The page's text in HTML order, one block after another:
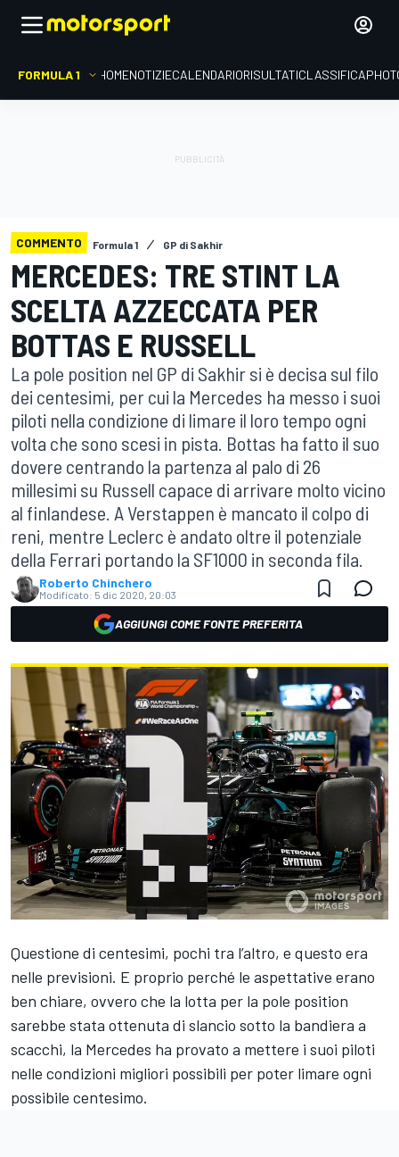
FORMULA 1 HOMENOTIZIECALENDARIORISULTATICLASSIFICA
COMMENTO Formula 1 GP di Sakhir
MERCEDES: TRE STINT LA
SCELTA AZZECCATA PER
BOTTAS E RUSSELL
La pole position nel GP di Sakhir si è decisa sul filo
dei centesimi, per cui la Mercedes ha messo i suoi
piloti nella condizione di limare il loro tempo ogni
volta che sono scesi in pista. Bottas ha fatto il suo
dovere centrando la partenza al palo di 26
millesimi su Russell capace di arrivare molto vicino
al finlandese. A Verstappen è mancato il colpo di
reni, mentre Leclerc è andato oltre il potenziale
della Ferrari portando la SF1000 in seconda fila.
Roberto Chinchero
Modificato: 5 dic 2020, 20:03
AGGIUNGI COME FONTE PREFERITA
Questione di centesimi, pochi tra l’altro, e questo era
nelle previsioni. E proprio perché le aspettative erano
ben chiare, ovvero che la lotta per la pole position
sarebbe stata ottenuta di slancio sotto la bandiera a
scacchi, la Mercedes ha provato a mettere i suoi piloti
nelle condizioni migliori possibili per poter limare ogni
possibile centesimo.